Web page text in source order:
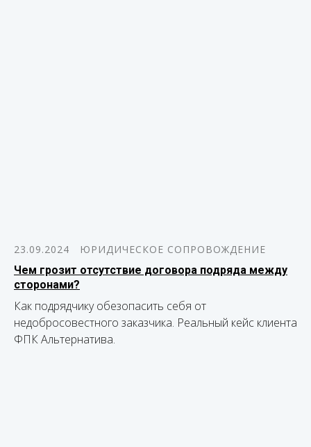
23.09.2024
ЮРИДИЧЕСКОЕ СОПРОВОЖДЕНИЕ
Чем грозит отсутствие договора подряда между
сторонами?
Как подрядчику обезопасить себя от
недобросовестного заказчика. Реальный кейс клиента
ФПК Альтернатива.